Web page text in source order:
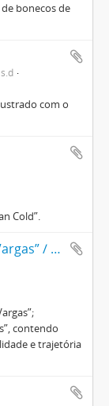
de bonecos de
s.d
com o
Cold”.
“Traços Biográficos do Presidente Vargas” / “Perfil Político do Presidente Getúlio Vargas”
contendo
e trajetória